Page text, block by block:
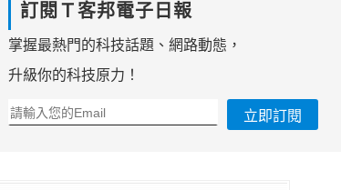
訂閱Ｔ客邦電子日報
掌握最熱門的科技話題、網路動態，
升級你的科技原力！
立即訂閱